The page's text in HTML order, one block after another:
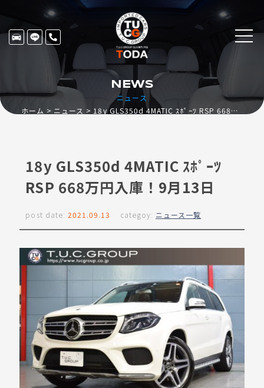
ニュース
NEWS
ホーム ニュース 18y GLS350d 4MATIC ｽﾎﾟｰﾂ RSP 668万円入庫！9月13日
18y GLS350d 4MATIC ｽﾎﾟｰﾂ
RSP 668万円入庫！9月13日
post date: 2021.09.13 categoy: ニュース一覧